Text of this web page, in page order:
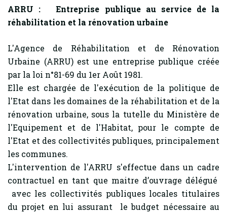
ARRU : Entreprise publique au service de la
réhabilitation et la rénovation urbaine
L'Agence de Réhabilitation et de Rénovation
Urbaine (ARRU) est une entreprise publique créée
par la loi n°81-69 du 1er Août 1981.
Elle est chargée de l'exécution de la politique de
l'Etat dans les domaines de la réhabilitation et de la
rénovation urbaine, sous la tutelle du Ministère de
l'Equipement et de l'Habitat, pour le compte de
l'Etat et des collectivités publiques, principalement
les communes.
L'intervention de l'ARRU s'effectue dans un cadre
contractuel en tant que maitre d’ouvrage délégué
avec les collectivités publiques locales titulaires
du projet en lui assurant le budget nécessaire au